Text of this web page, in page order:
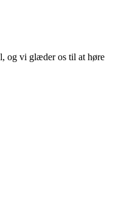
og vi glæder os til at høre